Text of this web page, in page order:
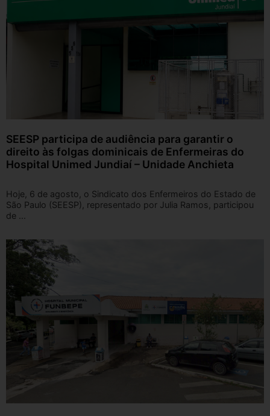
SEESP participa de audiência para garantir o
direito às folgas dominicais de Enfermeiras do
Hospital Unimed Jundiaí – Unidade Anchieta
Hoje, 6 de agosto, o Sindicato dos Enfermeiros do Estado de
São Paulo (SEESP), representado por Julia Ramos, participou
de ...